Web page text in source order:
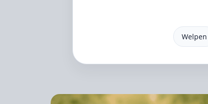
Welpen